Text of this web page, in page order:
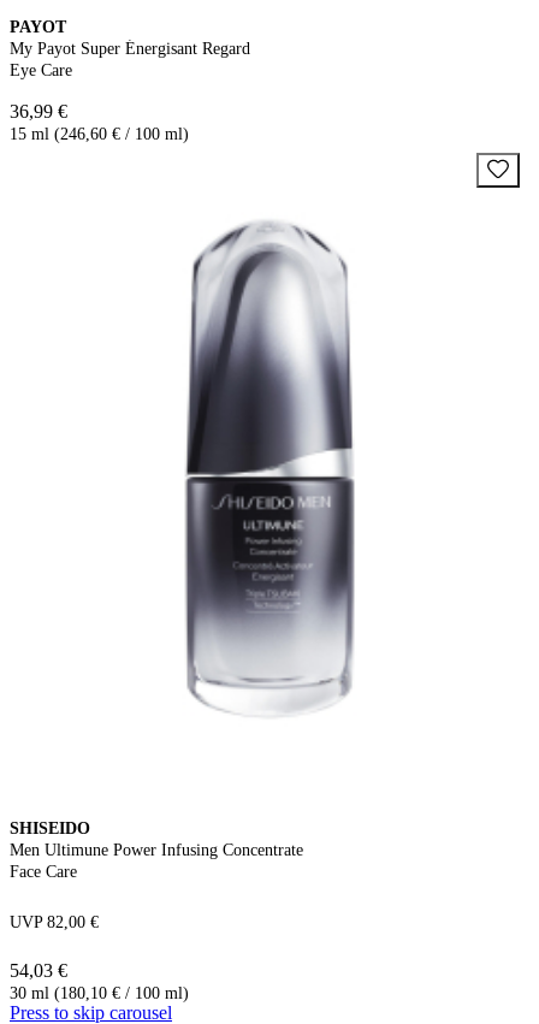
PAYOT
My Payot Super Énergisant Regard
Eye Care
36,99 €
15 ml (246,60 € / 100 ml)
SHISEIDO
Men Ultimune Power Infusing Concentrate
Face Care
UVP 82,00 €
54,03 €
30 ml (180,10 € / 100 ml)
Press to skip carousel